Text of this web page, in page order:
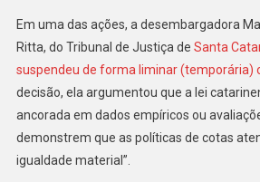
Em uma das ações, a desembargadora
Ritta, do Tribunal de Justiça de Santa
suspendeu de forma liminar (temporária)
decisão, ela argumentou que a lei
ancorada em dados empíricos ou
demonstrem que as políticas de cotas
igualdade material”.